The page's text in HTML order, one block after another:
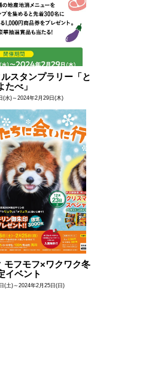
スタンプラリー「と
たべ」
(水)～2024年2月29日(木)
モフモフ×ワクワク冬
イベント
(土)～2024年2月25日(日)